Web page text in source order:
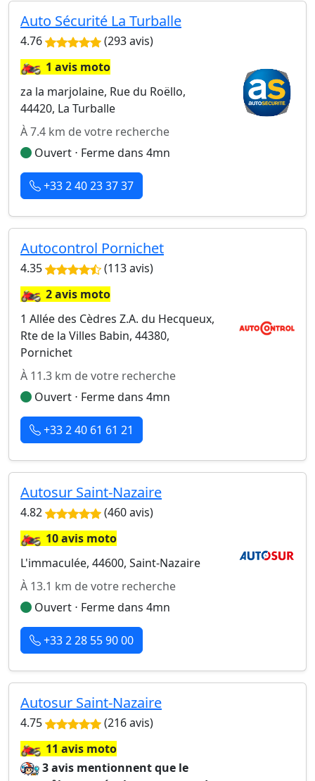
Auto Sécurité La Turballe
4.76 (293 avis)
🏍️1 avis moto
za la marjolaine, Rue du Roëllo,
44420, La Turballe
À 7.4 km de votre recherche
Ouvert ⋅ Ferme dans 4mn
+33 2 40 23 37 37
Autocontrol Pornichet
4.35 (113 avis)
🏍️2 avis moto
1 Allée des Cèdres Z.A. du Hecqueux,
Rte de la Villes Babin, 44380,
Pornichet
À 11.3 km de votre recherche
Ouvert ⋅ Ferme dans 4mn
+33 2 40 61 61 21
Autosur Saint-Nazaire
4.82 (460 avis)
🏍️10 avis moto
L'immaculée, 44600, Saint-Nazaire
À 13.1 km de votre recherche
Ouvert ⋅ Ferme dans 4mn
+33 2 28 55 90 00
Autosur Saint-Nazaire
4.75 (216 avis)
🏍️11 avis moto
3 avis mentionnent que le